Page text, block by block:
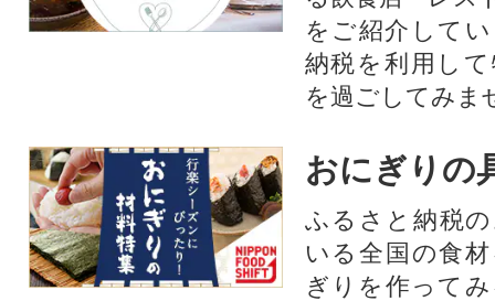
をご紹介して
納税を利用し
を過ごしてみま
おにぎりの
ふるさと納税
いる全国の食
ぎりを作って